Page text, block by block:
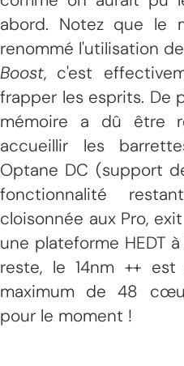
abord. Notez que le
renommé l'utilisation
Boost, c'est
frapper les esprits. De
mémoire a dû être
accueillir les
Optane DC (support
fonctionnalité
cloisonnée aux Pro,
une plateforme HEDT
reste, le 14nm ++
maximum de 48
pour le moment !